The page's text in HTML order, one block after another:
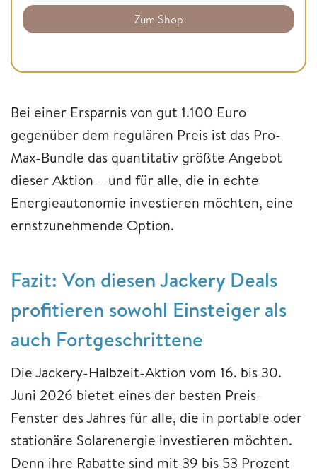
Zum Shop
Bei einer Ersparnis von gut 1.100 Euro
gegenüber dem regulären Preis ist das Pro-
Max-Bundle das quantitativ größte Angebot
dieser Aktion – und für alle, die in echte
Energieautonomie investieren möchten, eine
ernstzunehmende Option.
Fazit: Von diesen Jackery Deals
profitieren sowohl Einsteiger als
auch Fortgeschrittene
Die Jackery-Halbzeit-Aktion vom 16. bis 30.
Juni 2026 bietet eines der besten Preis-
Fenster des Jahres für alle, die in portable oder
stationäre Solarenergie investieren möchten.
Denn ihre Rabatte sind mit 39 bis 53 Prozent